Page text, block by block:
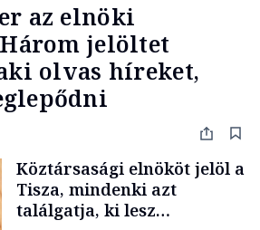
az elnöki
jelöltet
olvas híreket,
Köztársasági elnököt jelöl a
Tisza, mindenki azt
találgatja, ki lesz